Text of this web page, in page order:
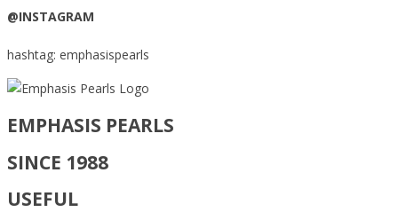
@INSTAGRAM
hashtag: emphasispearls
EMPHASIS PEARLS
SINCE 1988
USEFUL